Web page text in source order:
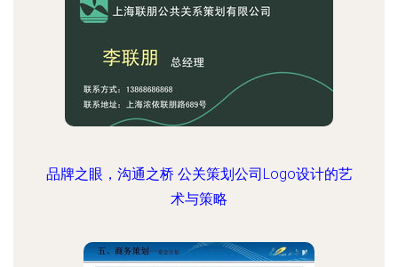
品牌之眼，沟通之桥 公关策划公司Logo设计的艺
术与策略